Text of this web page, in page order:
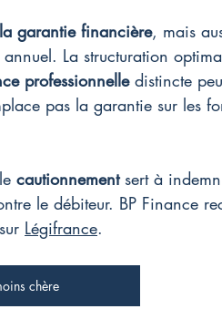
garantie financière, mais
La structuration
professionnelle distincte
pas la garantie sur les
cautionnement sert à
le débiteur. BP Finance
Légifrance.
chère